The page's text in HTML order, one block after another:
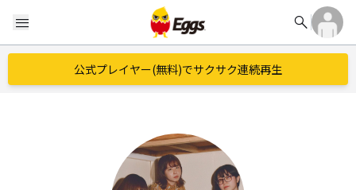
menu search
公式プレイヤー(無料)でサクサク連続再生